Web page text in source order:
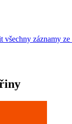
všechny záznamy ze